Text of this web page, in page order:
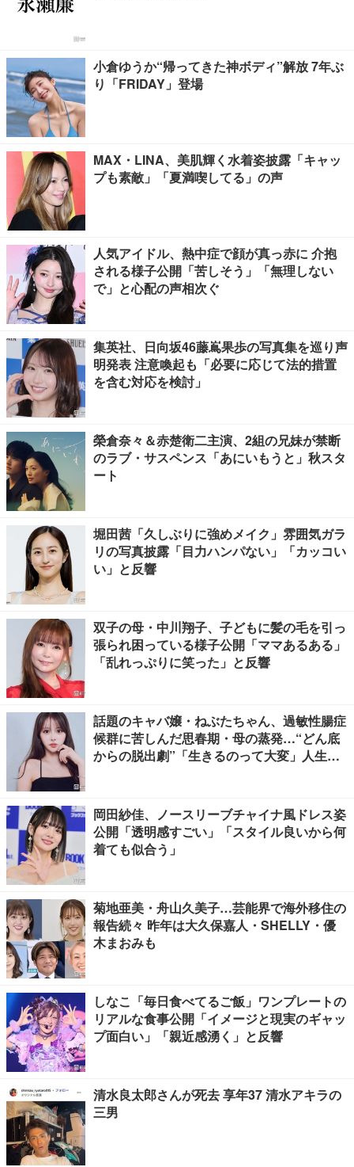
小倉ゆうか“帰ってきた神ボディ”解放 7年ぶ
り「FRIDAY」登場
MAX・LINA、美肌輝く水着姿披露「キャッ
プも素敵」「夏満喫してる」の声
人気アイドル、熱中症で顔が真っ赤に 介抱
される様子公開「苦しそう」「無理しない
で」と心配の声相次ぐ
集英社、日向坂46藤嶌果歩の写真集を巡り声
明発表 注意喚起も「必要に応じて法的措置
を含む対応を検討」
榮倉奈々＆赤楚衛二主演、2組の兄妹が禁断
のラブ・サスペンス「あにいもうと」秋スタ
ート
堀田茜「久しぶりに強めメイク」雰囲気ガラ
リの写真披露「目力ハンパない」「カッコい
い」と反響
双子の母・中川翔子、子どもに髪の毛を引っ
張られ困っている様子公開「ママあるある」
「乱れっぷりに笑った」と反響
話題のキャバ嬢・ねぶたちゃん、過敏性腸症
候群に苦しんだ思春期・母の蒸発…“どん底
からの脱出劇”「生きるのって大変」人生変
岡田紗佳、ノースリーブチャイナ風ドレス姿
公開「透明感すごい」「スタイル良いから何
着ても似合う」
菊地亜美・舟山久美子…芸能界で海外移住の
報告続々 昨年は大久保嘉人・SHELLY・優
木まおみも
しなこ「毎日食べてるご飯」ワンプレートの
リアルな食事公開「イメージと現実のギャッ
プ面白い」「親近感湧く」と反響
清水良太郎さんが死去 享年37 清水アキラの
三男